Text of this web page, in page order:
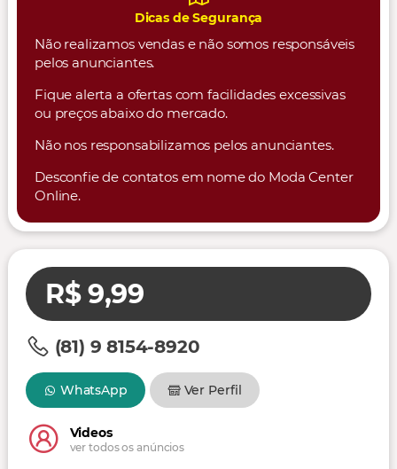
Dicas de Segurança
Não realizamos vendas e não somos responsáveis
pelos anunciantes.
Fique alerta a ofertas com facilidades excessivas
ou preços abaixo do mercado.
Não nos responsabilizamos pelos anunciantes.
Desconfie de contatos em nome do Moda Center
Online.
R$ 9,99
(81) 9 8154-8920
WhatsApp Ver Perfil
Videos
ver todos os anúncios